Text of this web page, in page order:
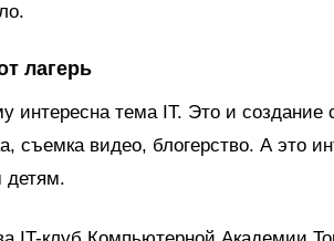
лагерь
интересна тема IT. Это и создание
съемка видео, блогерство. А это
детям.